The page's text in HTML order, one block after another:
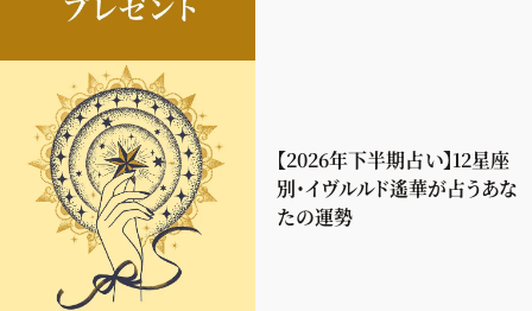
【2026年下半期占い】12星座
別・イヴルルド遙華が占うあな
たの運勢